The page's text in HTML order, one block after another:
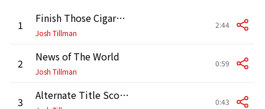
1 Finish Those Cigarettes & Go To Bed
Josh Tillman
2:44
2 News of The World
Josh Tillman
0:59
3 Alternate Title Score 777 0:43